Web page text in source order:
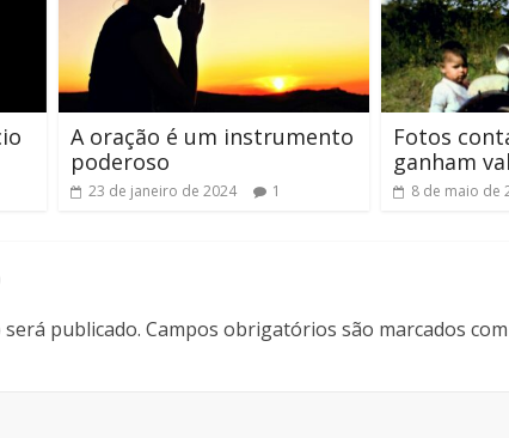
A oração é um instrumento
poderoso
23 de janeiro de 2024 1
Fotos
ganham
8 de maio de
publicado. Campos obrigatórios são marcados com